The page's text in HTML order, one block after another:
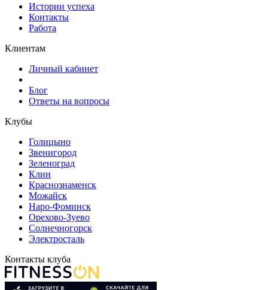
Истории успеха
Контакты
Работа
Клиентам
Личный кабинет
Блог
Ответы на вопросы
Клубы
Голицыно
Звенигород
Зеленоград
Клин
Краснознаменск
Можайск
Наро-Фоминск
Орехово-Зуево
Солнечногорск
Электросталь
Контакты клуба